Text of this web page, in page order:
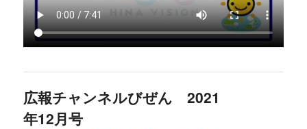
広報チャンネルびぜん 2021
年12月号